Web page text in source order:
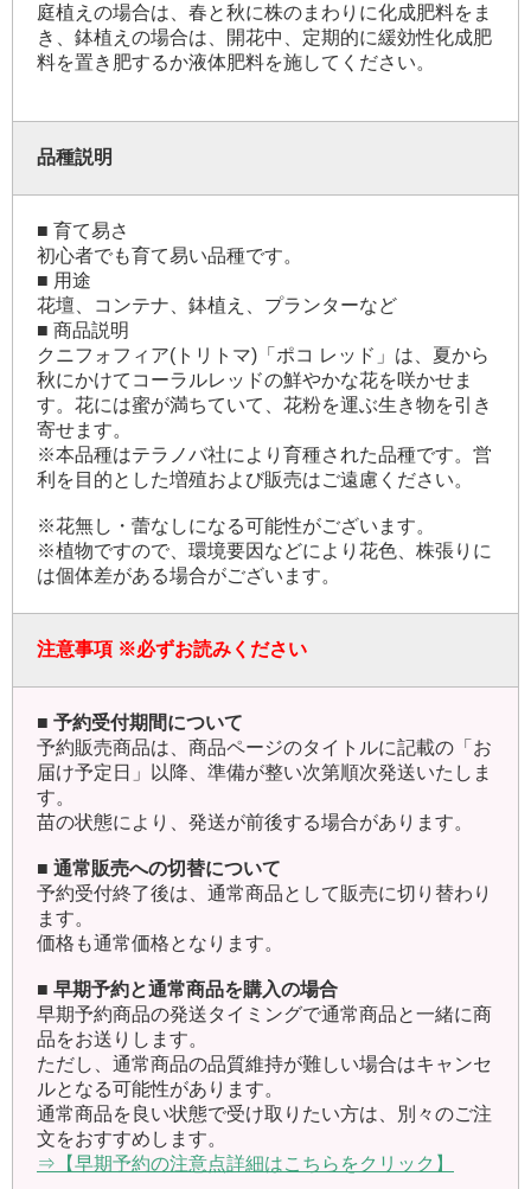
庭植えの場合は、春と秋に株のまわりに化成肥料をま
き、鉢植えの場合は、開花中、定期的に緩効性化成肥
料を置き肥するか液体肥料を施してください。
品種説明
■ 育て易さ
初心者でも育て易い品種です。
■ 用途
花壇、コンテナ、鉢植え、プランターなど
■ 商品説明
クニフォフィア(トリトマ)「ポコ レッド」は、夏から
秋にかけてコーラルレッドの鮮やかな花を咲かせま
す。花には蜜が満ちていて、花粉を運ぶ生き物を引き
寄せます。
※本品種はテラノバ社により育種された品種です。営
利を目的とした増殖および販売はご遠慮ください。
※花無し・蕾なしになる可能性がございます。
※植物ですので、環境要因などにより花色、株張りに
は個体差がある場合がございます。
注意事項 ※必ずお読みください
■ 予約受付期間について
予約販売商品は、商品ページのタイトルに記載の「お
届け予定日」以降、準備が整い次第順次発送いたしま
す。
苗の状態により、発送が前後する場合があります。
■ 通常販売への切替について
予約受付終了後は、通常商品として販売に切り替わり
ます。
価格も通常価格となります。
■ 早期予約と通常商品を購入の場合
早期予約商品の発送タイミングで通常商品と一緒に商
品をお送りします。
ただし、通常商品の品質維持が難しい場合はキャンセ
ルとなる可能性があります。
通常商品を良い状態で受け取りたい方は、別々のご注
文をおすすめします。
⇒【早期予約の注意点詳細はこちらをクリック】